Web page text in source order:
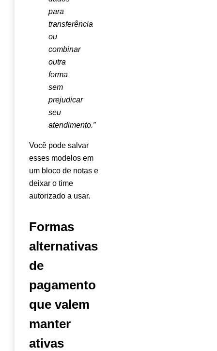
para
transferência
ou
combinar
outra
forma
sem
prejudicar
seu
atendimento.”
Você pode salvar
esses modelos em
um bloco de notas e
deixar o time
autorizado a usar.
Formas
alternativas
de
pagamento
que valem
manter
ativas